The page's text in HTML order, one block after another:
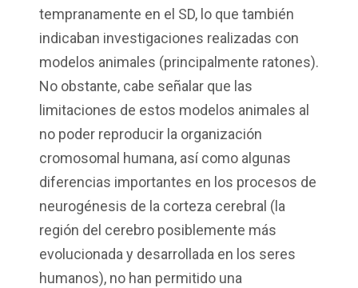
tempranamente en el SD, lo que también
indicaban investigaciones realizadas con
modelos animales (principalmente ratones).
No obstante, cabe señalar que las
limitaciones de estos modelos animales al
no poder reproducir la organización
cromosomal humana, así como algunas
diferencias importantes en los procesos de
neurogénesis de la corteza cerebral (la
región del cerebro posiblemente más
evolucionada y desarrollada en los seres
humanos), no han permitido una